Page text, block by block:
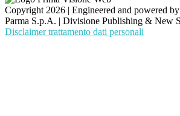
Copyright 2026 | Engineered and powered
Parma S.p.A. | Divisione Publishing & New
Disclaimer trattamento dati personali